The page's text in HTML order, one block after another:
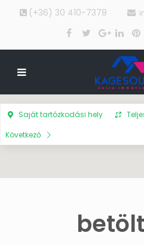
(+36) 30 410-7378
Saját tartózkodási hely
Következő